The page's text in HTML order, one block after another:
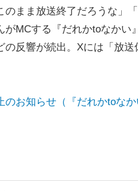
のまま放送終了だろうな」
がMCする『だれかtoなか
の反響が続出。Xには「放
お知らせ（『だれかtoなか